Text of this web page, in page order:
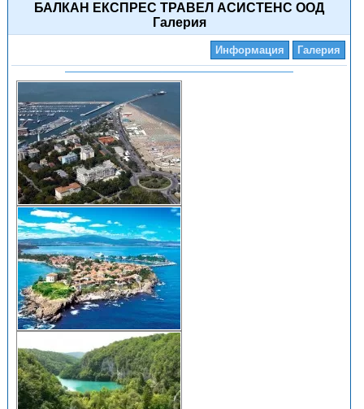
БАЛКАН ЕКСПРЕС ТРАВЕЛ АСИСТЕНС ООД
Галерия
Информация Галерия